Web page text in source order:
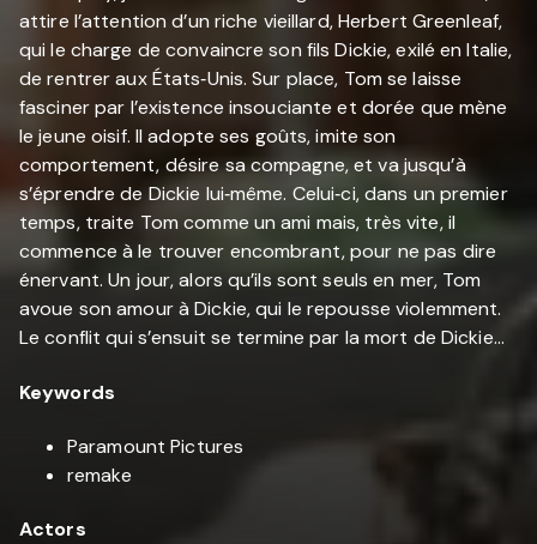
attire l’attention d’un riche vieillard, Herbert Greenleaf,
qui le charge de convaincre son fils Dickie, exilé en Italie,
de rentrer aux États‐Unis. Sur place, Tom se laisse
fasciner par l’existence insouciante et dorée que mène
le jeune oisif. Il adopte ses goûts, imite son
comportement, désire sa compagne, et va jusqu’à
s’éprendre de Dickie lui‐même. Celui‐ci, dans un premier
temps, traite Tom comme un ami mais, très vite, il
commence à le trouver encombrant, pour ne pas dire
énervant. Un jour, alors qu’ils sont seuls en mer, Tom
avoue son amour à Dickie, qui le repousse violemment.
Le conflit qui s’ensuit se termine par la mort de Dickie…
Keywords
Paramount Pictures
remake
Actors